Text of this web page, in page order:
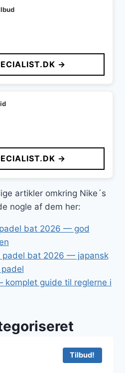
→
→
artikler omkring Nike´s
nogle af dem her:
bat 2026 — god
padel bat 2026 — japansk
komplet guide til reglerne i
Tilbud!